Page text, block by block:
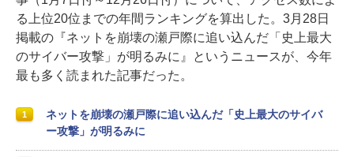
る上位20位までの年間ランキングを算出した。3月28日
掲載の『ネットを崩壊の瀬戸際に追い込んだ「史上最大
のサイバー攻撃」が明るみに』というニュースが、今年
最も多く読まれた記事だった。
1
ネットを崩壊の瀬戸際に追い込んだ「史上最大のサイバ
ー攻撃」が明るみに